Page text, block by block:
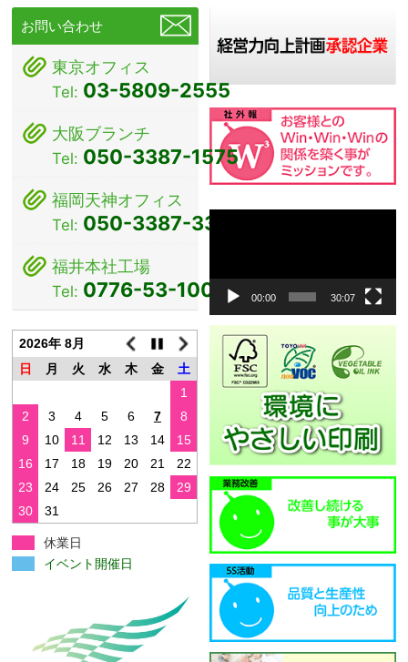
ビ
ゲ
ー
シ
ョ
ン
お問い合わせ
東京オフィス
Tel: 03-5809-2555
大阪ブランチ
Tel: 050-3387-1575
福岡天神オフィス
Tel: 050-3387-3381
福井本社工場
Tel: 0776-53-1000
2026年 8月
日
月 火 水 木 金
土
1
2
3 4 5 6 7
8
9
10 11 12 13 14
15
16
17 18 19 20 21
22
23
24 25 26 27 28
29
30
31
休業日
イベント開催日
動
レ
ー
ヤ
00:00 30:07